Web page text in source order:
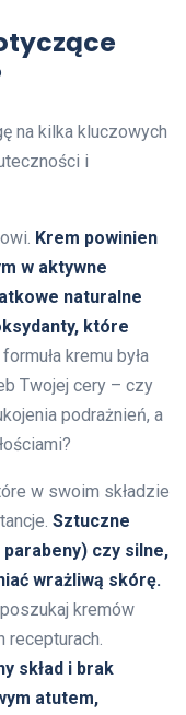
na kilka kluczowych
i
Krem powinien
w aktywne
naturalne
które
kremu była
Twojej cery – czy
podrażnień, a
w swoim składzie
Sztuczne
czy silne,
wrażliwą skórę.
kremów
recepturach.
skład i brak
atutem,